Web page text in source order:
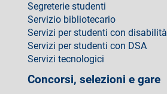
Segreterie studenti
Servizio bibliotecario
Servizi per studenti con disabilità
Servizi per studenti con DSA
Servizi tecnologici
Concorsi, selezioni e gare